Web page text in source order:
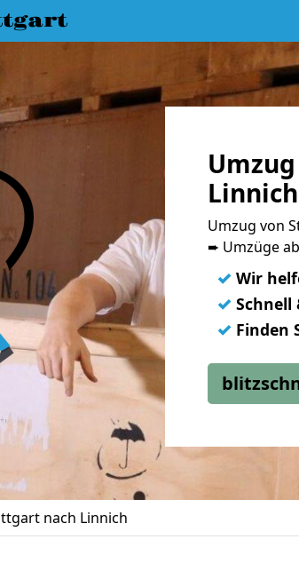
Umzug von
➨ Umzüge
✓ Wir
✓
✓ Finden
nach Linnich